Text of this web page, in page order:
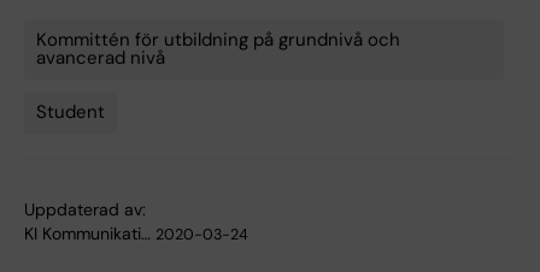
Tags
Kommittén för utbildning på grundnivå och
avancerad nivå
Student
Uppdaterad av:
KI Kommunikati… 2020-03-24